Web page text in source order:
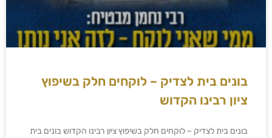
בונים בית לצדיק – לוקחים חלק בשיפוץ
ציון רבינו הקדוש
בונים בית לצדיק – לוקחים חלק בשיפוץ ציון רבינו הקדוש בונים בית